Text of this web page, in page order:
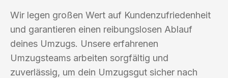
Wir legen großen Wert auf Kundenzufriedenheit
und garantieren einen reibungslosen Ablauf
deines Umzugs. Unsere erfahrenen
Umzugsteams arbeiten sorgfältig und
zuverlässig, um dein Umzugsgut sicher nach